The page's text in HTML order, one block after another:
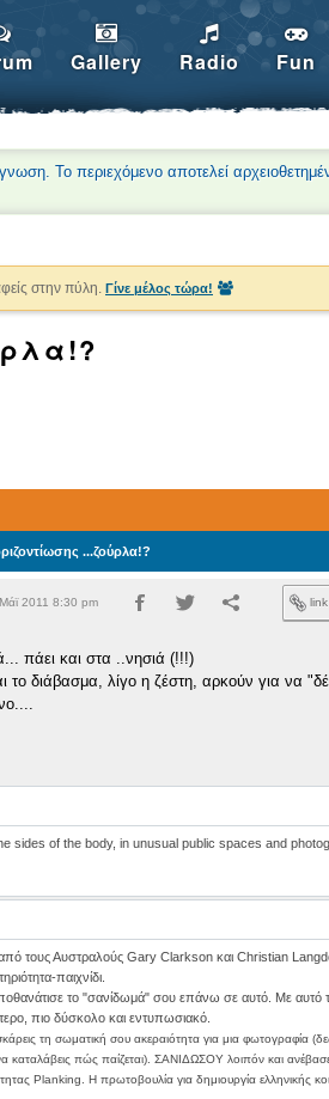
Gallery Radio Fun
Το περιεχόμενο αποτελεί
στην πύλη. Γίνε μέλος τώρα!
...ζούρλα!?
2011 8:30 pm
πάει και στα ..νησιά (!!!)
το διάβασμα, λίγο η ζέστη, αρκούν για να
sides of the body, in unusual public spaces and
τους Αυστραλούς Gary Clarkson και Christian
παιχνίδι.
το "σανίδωμά" σου επάνω σε αυτό. Με αυτό
πιο δύσκολο και εντυπωσιακό.
τη σωματική σου ακεραιότητα για μια φωτογραφία
πώς παίζεται). ΣΑΝΙΔΩΣΟΥ λοιπόν και
Planking. Η πρωτοβουλία για δημιουργία ελληνικής